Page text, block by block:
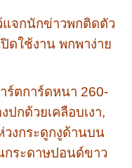
จกนักข่าวพกติดตัว
ดใช้งาน พกพาง่าย
ร์ตการ์ดหนา 260-
ปกด้วยเคลือบเงา,
วงกระดูกงูด้านบน
กระดาษปอนด์ขาว